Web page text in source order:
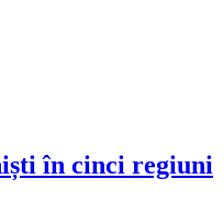
în cinci regiuni